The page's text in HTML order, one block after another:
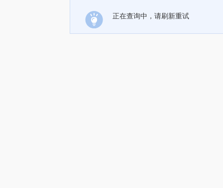
正在查询中，请刷新重试